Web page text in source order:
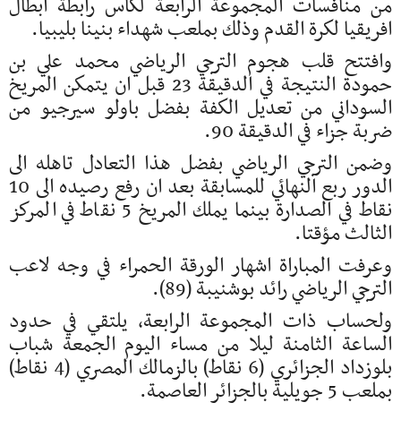
افريقيا لكرة القدم وذلك بملعب شهداء بنينا بليبيا.
وافتتح قلب هجوم الترجي الرياضي محمد علي بن
حمودة النتيجة في الدقيقة 23 قبل ان يتمكن المريخ
السوداني من تعديل الكفة بفضل باولو سيرجيو من
ضربة جزاء في الدقيقة 90.
وضمن الترجي الرياضي بفضل هذا التعادل تاهله الى
الدور ربع النهائي للمسابقة بعد ان رفع رصيده الى 10
نقاط في الصدارة بينما يملك المريخ 5 نقاط في المركز
الثالث مؤقتا.
وعرفت المباراة اشهار الورقة الحمراء في وجه لاعب
الترجي الرياضي رائد بوشنيبة (89).
ولحساب ذات المجموعة الرابعة، يلتقي في حدود
الساعة الثامنة ليلا من مساء اليوم الجمعة شباب
بلوزداد الجزائري (6 نقاط) بالزمالك المصري (4 نقاط)
بملعب 5 جويلية بالجزائر العاصمة.